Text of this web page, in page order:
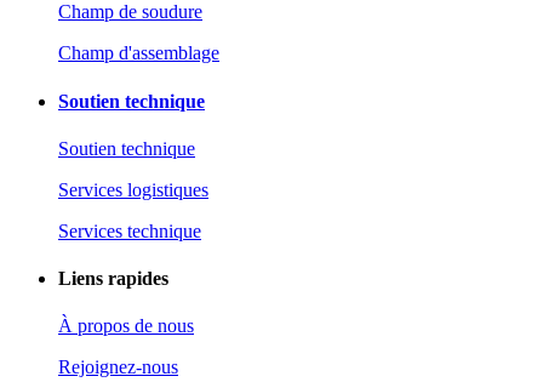
Champ de soudure
Champ d'assemblage
Soutien technique
Soutien technique
Services logistiques
Services technique
Liens rapides
À propos de nous
Rejoignez-nous